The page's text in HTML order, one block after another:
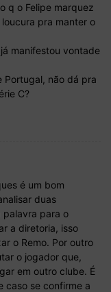
q o Felipe marquez
pra manter o
manifestou vontade
Portugal, não dá pra
C?
é um bom
duas
palavra para o
a diretoria, isso
o Remo. Por outro
o jogador que,
em outro clube. É
caso se confirme a